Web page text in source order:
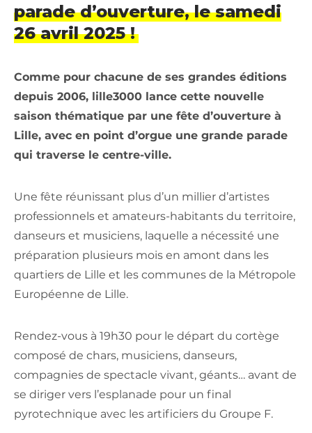
parade d’ouverture, le samedi
26 avril 2025 !
Comme pour chacune de ses grandes éditions
depuis 2006, lille3000 lance cette nouvelle
saison thématique par une fête d’ouverture à
Lille, avec en point d’orgue une grande parade
qui traverse le centre-ville.
Une fête réunissant plus d’un millier d’artistes
professionnels et amateurs-habitants du territoire,
danseurs et musiciens, laquelle a nécessité une
préparation plusieurs mois en amont dans les
quartiers de Lille et les communes de la Métropole
Européenne de Lille.
Rendez-vous à 19h30 pour le départ du cortège
composé de chars, musiciens, danseurs,
compagnies de spectacle vivant, géants… avant de
se diriger vers l’esplanade pour un final
pyrotechnique avec les artificiers du Groupe F.